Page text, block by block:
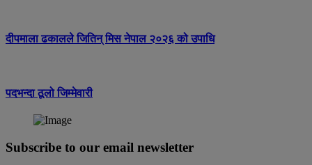
दीपमाला ढकालले जितिन् मिस नेपाल २०२६ को उपाधि
पदभन्दा ठूलो जिम्मेवारी
Subscribe to our email newsletter